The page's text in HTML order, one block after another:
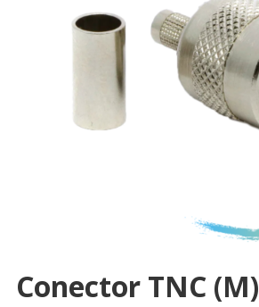
Conector TNC (M)